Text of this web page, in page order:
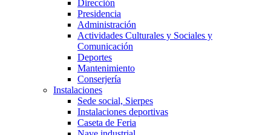
Dirección
Presidencia
Administración
Actividades Culturales y Sociales y
Comunicación
Deportes
Mantenimiento
Conserjería
Instalaciones
Sede social, Sierpes
Instalaciones deportivas
Caseta de Feria